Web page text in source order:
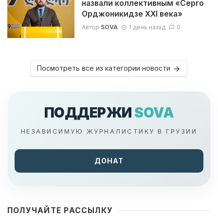
назвали коллективным «Серго
Орджоникидзе XXI века»
Автор SOVA 1 день назад 0
Посмотреть все из категории новости
ПОДДЕРЖИ SOVA
НЕЗАВИСИМУЮ ЖУРНАЛИСТИКУ В ГРУЗИИ
ДОНАТ
ПОЛУЧАЙТЕ РАССЫЛКУ